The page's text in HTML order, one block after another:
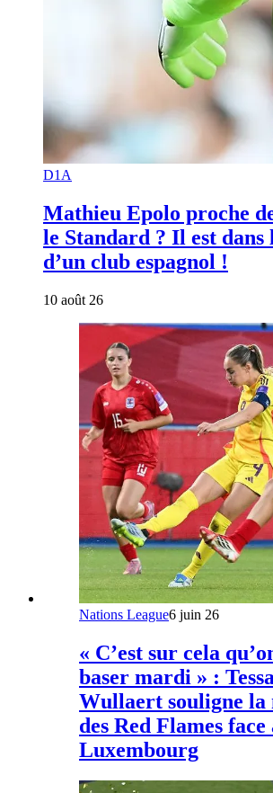
D1A
Mathieu Epolo proche
le Standard ? Il est dans
d’un club espagnol !
10 août 26
Nations League6 juin 26
« C’est sur cela
baser mardi » : Tessa
Wullaert souligne la
des Red Flames face
Luxembourg